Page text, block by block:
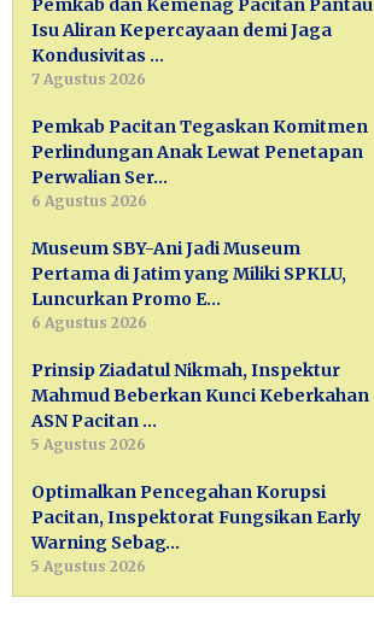
Pemkab dan Kemenag Pacitan Pantau
Isu Aliran Kepercayaan demi Jaga
Kondusivitas …
7 Agustus 2026
Pemkab Pacitan Tegaskan Komitmen
Perlindungan Anak Lewat Penetapan
Perwalian Ser…
6 Agustus 2026
Museum SBY-Ani Jadi Museum
Pertama di Jatim yang Miliki SPKLU,
Luncurkan Promo E…
6 Agustus 2026
Prinsip Ziadatul Nikmah, Inspektur
Mahmud Beberkan Kunci Keberkahan
ASN Pacitan …
5 Agustus 2026
Optimalkan Pencegahan Korupsi
Pacitan, Inspektorat Fungsikan Early
Warning Sebag…
5 Agustus 2026